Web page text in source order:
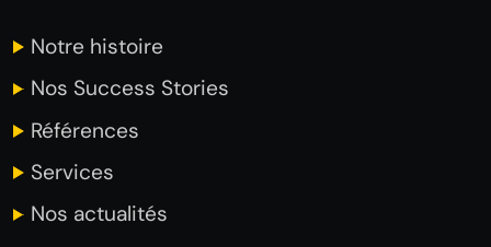
Notre histoire
Nos Success Stories
Références
Services
Nos actualités